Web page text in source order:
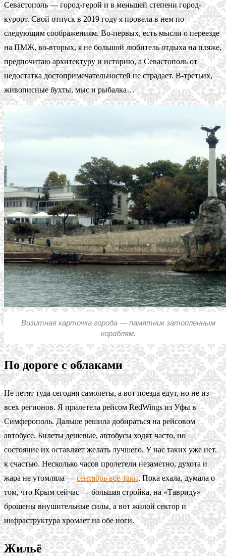
Севастополь — город-герой и в меньшей степени город-
курорт. Свой отпуск в 2019 году я провела в нем по
следующим соображениям. Во-первых, есть мысли о переезде
на ПМЖ, во-вторых, я не большой любитель отдыха на пляже,
предпочитаю архитектуру и историю, а Севастополь от
недостатка достопримечательностей не страдает. В-третьих,
живописные бухты, мыс и рыбалка…
Визитная карточка города — памятник затопленным
кораблям.
По дороге с облаками
Не летят туда сегодня самолеты, а вот поезда едут, но не из
всех регионов. Я прилетела рейсом RedWings из Уфы в
Симферополь. Дальше решила добираться на рейсовом
автобусе. Билеты дешевые, автобусы ходят часто, но
состояние их оставляет желать лучшего. У нас таких уже нет,
к счастью. Несколько часов пролетели незаметно, духота и
жара не утомляла —сентябрь всё-таки. Пока ехала, думала о
том, что Крым сейчас — большая стройка, на «Тавриду»
брошены внушительные силы, а вот жилой сектор и
инфраструктура хромает на обе ноги.
Жильё